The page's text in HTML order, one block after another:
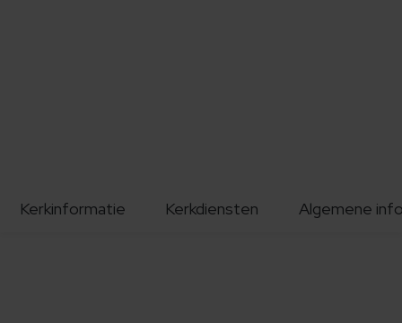
Kerkinformatie Kerkdiensten Algemene